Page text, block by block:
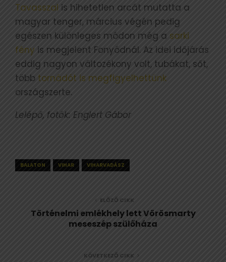
Tavasszal is hihetetlen arcát mutatta a
magyar tenger, március végén pedig
egészen különleges módon még a sarki
fény is megjelent Fonyódnál. Az idei időjárás
eddig nagyon változékony volt, tubákat, sőt,
több tornádót is megfigyelhettünk
országszerte.
Lelépő, fotók: Englert Gábor
BALATON VIHAR VIHARVADÁSZ
ELŐZŐ CIKK
Történelmi emlékhely lett Vörösmarty
meseszép szülőháza
KÖVETKEZŐ CIKK